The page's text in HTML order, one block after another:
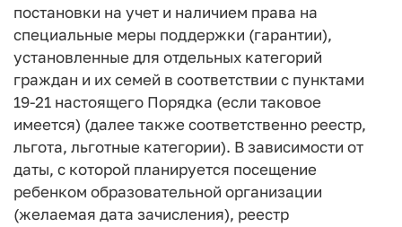
постановки на учет и наличием права на
специальные меры поддержки (гарантии),
установленные для отдельных категорий
граждан и их семей в соответствии с пунктами
19-21 настоящего Порядка (если таковое
имеется) (далее также соответственно реестр,
льгота, льготные категории). В зависимости от
даты, с которой планируется посещение
ребенком образовательной организации
(желаемая дата зачисления), реестр